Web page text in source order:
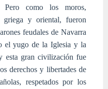
como los moros,
griega y oriental, fueron
feudales de Navarra
el yugo de la Iglesia y la
esta gran civilización fue
derechos y libertades de
respetados por los